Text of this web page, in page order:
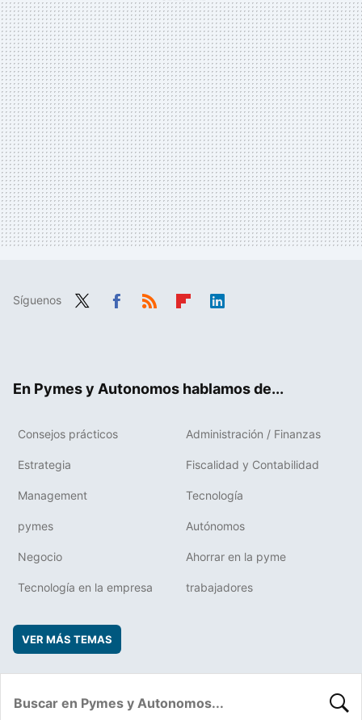
Síguenos
En Pymes y Autonomos hablamos de...
Consejos prácticos Administración / Finanzas
Estrategia Fiscalidad y Contabilidad
Management Tecnología
pymes Autónomos
Negocio Ahorrar en la pyme
Tecnología en la empresa trabajadores
VER MÁS TEMAS